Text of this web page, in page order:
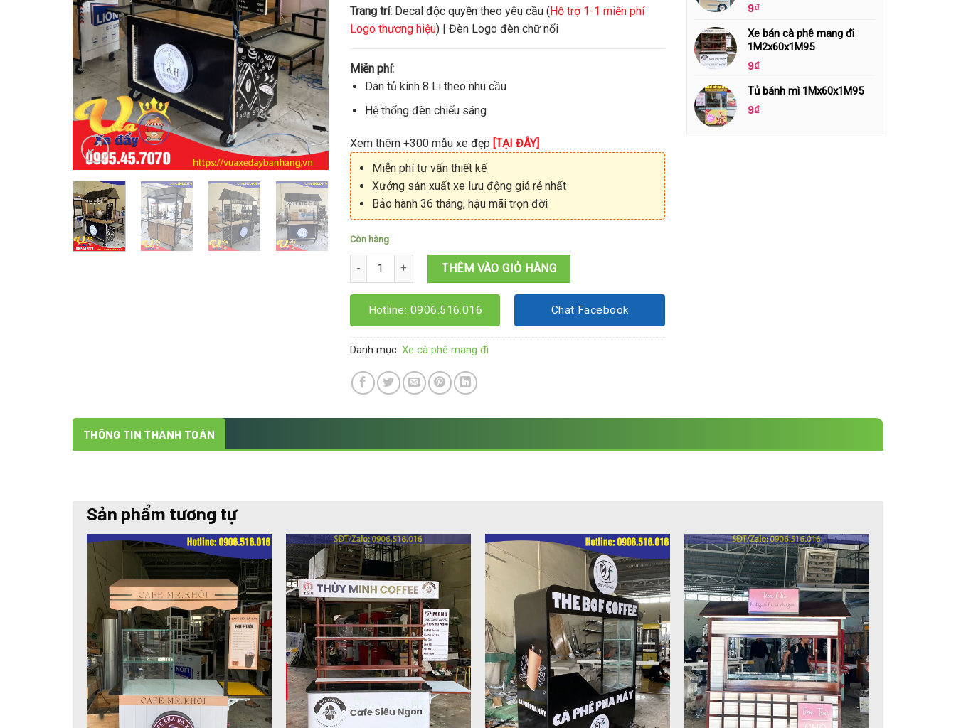
Trang trí: Decal độc quyền theo yêu cầu (Hỗ trợ 1-1 miễn phí
Logo thương hiệu) | Đèn Logo đèn chữ nổi
Miễn phí:
Dán tủ kính 8 Li theo nhu cầu
Hệ thống đèn chiếu sáng
Xem thêm +300 mẫu xe đẹp [TẠI ĐÂY]
Miễn phí tư vấn thiết kế
Xưởng sản xuất xe lưu động giá rẻ nhất
Bảo hành 36 tháng, hậu mãi trọn đời
Còn hàng
Xe bán cafe 1M2x60x2M số lượng
THÊM VÀO GIỎ HÀNG
Hotline: 0906.516.016 Chat Facebook
Danh mục: Xe cà phê mang đi
9₫
Xe bán cà phê mang đi
1M2x60x1M95
9₫
Tủ bánh mì 1Mx60x1M95
9₫
THÔNG TIN THANH TOÁN
Sản phẩm tương tự